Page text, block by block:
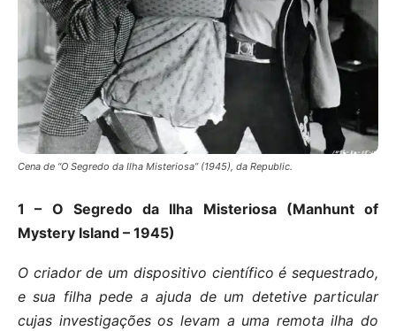
Cena de “O Segredo da Ilha Misteriosa” (1945), da Republic.
1 – O Segredo da Ilha Misteriosa (Manhunt of
Mystery Island – 1945)
O criador de um dispositivo científico é sequestrado,
e sua filha pede a ajuda de um detetive particular
cujas investigações os levam a uma remota ilha do